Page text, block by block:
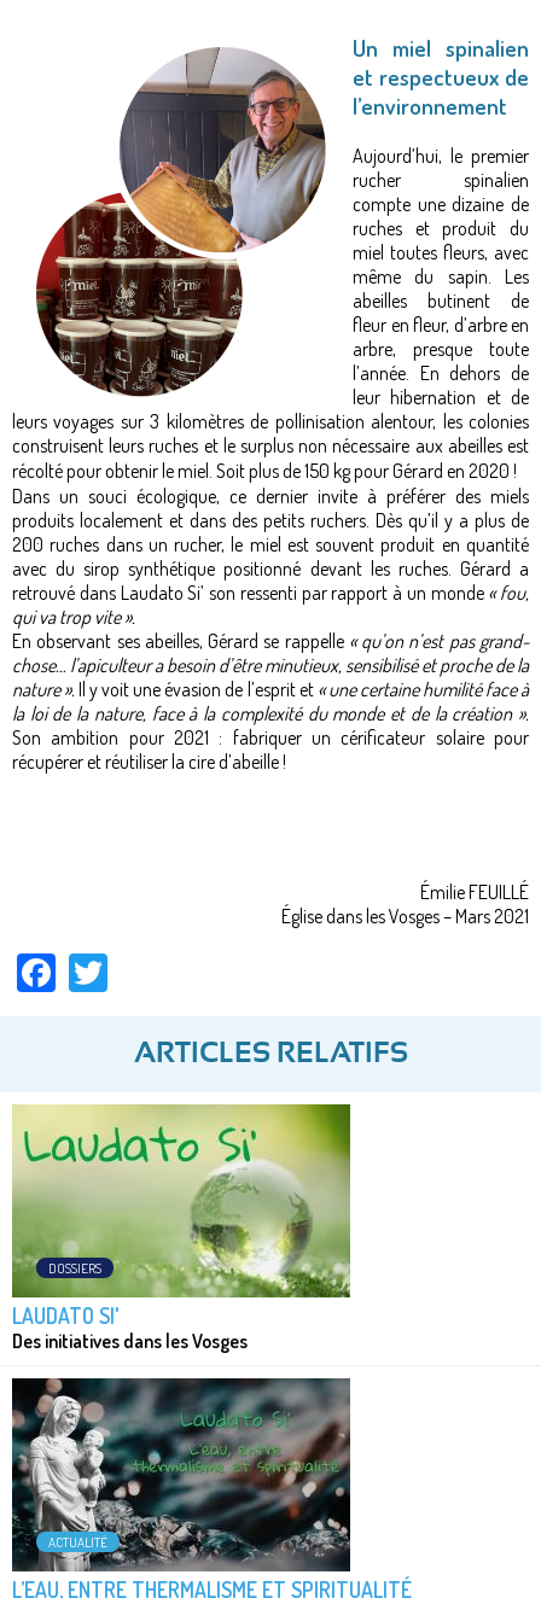
Un miel spinalien
et respectueux de
l’environnement
Aujourd’hui, le premier
rucher spinalien
compte une dizaine de
ruches et produit du
miel toutes fleurs, avec
même du sapin. Les
abeilles butinent de
fleur en fleur, d’arbre en
arbre, presque toute
l’année. En dehors de
leur hibernation et de
leurs voyages sur 3 kilomètres de pollinisation alentour, les colonies
construisent leurs ruches et le surplus non nécessaire aux abeilles est
récolté pour obtenir le miel. Soit plus de 150 kg pour Gérard en 2020 !
Dans un souci écologique, ce dernier invite à préférer des miels
produits localement et dans des petits ruchers. Dès qu’il y a plus de
200 ruches dans un rucher, le miel est souvent produit en quantité
avec du sirop synthétique positionné devant les ruches. Gérard a
retrouvé dans Laudato Si’ son ressenti par rapport à un monde « fou,
qui va trop vite ».
En observant ses abeilles, Gérard se rappelle « qu’on n’est pas grand-
chose… l’apiculteur a besoin d’être minutieux, sensibilisé et proche de la
nature ».Il y voit une évasion de l’esprit et« une certaine humilité face à
la loi de la nature, face à la complexité du monde et de la création ».
Son ambition pour 2021 : fabriquer un cérificateur solaire pour
récupérer et réutiliser la cire d’abeille !
Émilie FEUILLÉ
Église dans les Vosges – Mars 2021
Facebook
ARTICLES RELATIFS
DOSSIERS
LAUDATO SI'
Des initiatives dans les Vosges
ACTUALITÉ
L’EAU, ENTRE THERMALISME ET SPIRITUALITÉ